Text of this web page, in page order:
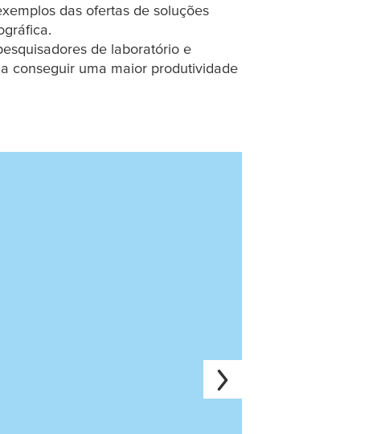
das ofertas de soluções
de laboratório e
conseguir uma maior produtividade